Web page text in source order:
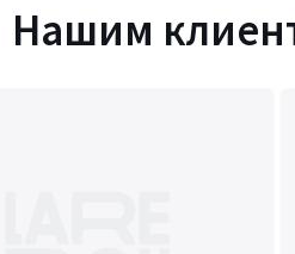
Нашим